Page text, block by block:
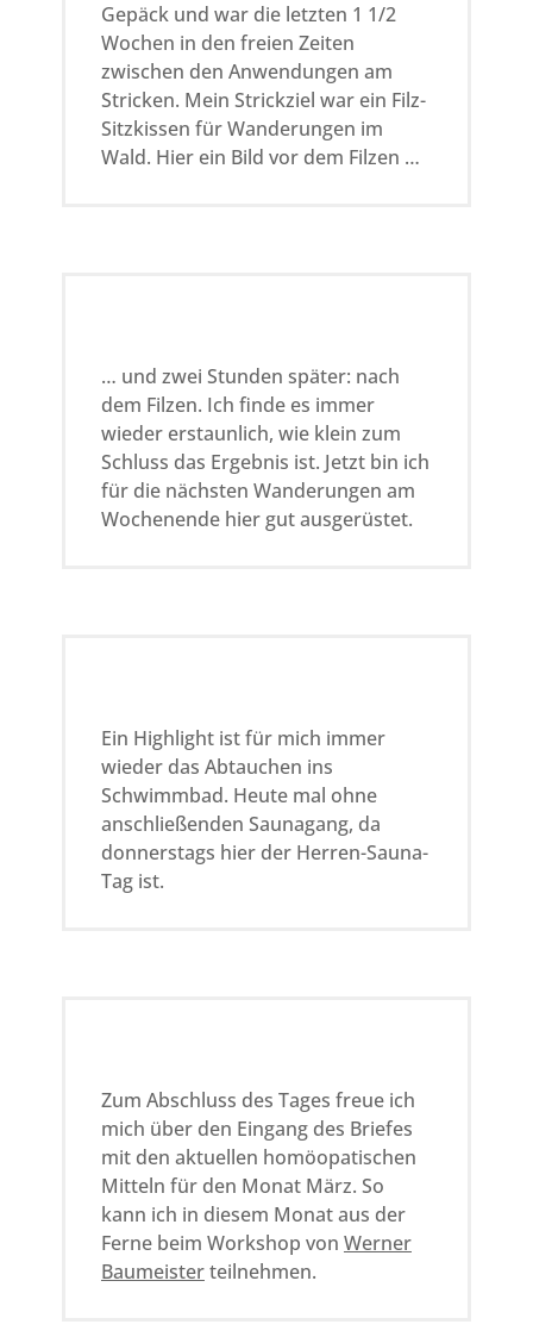
Gepäck und war die letzten 1 1/2
Wochen in den freien Zeiten
zwischen den Anwendungen am
Stricken. Mein Strickziel war ein Filz-
Sitzkissen für Wanderungen im
Wald. Hier ein Bild vor dem Filzen …
… und zwei Stunden später: nach
dem Filzen. Ich finde es immer
wieder erstaunlich, wie klein zum
Schluss das Ergebnis ist. Jetzt bin ich
für die nächsten Wanderungen am
Wochenende hier gut ausgerüstet.
Ein Highlight ist für mich immer
wieder das Abtauchen ins
Schwimmbad. Heute mal ohne
anschließenden Saunagang, da
donnerstags hier der Herren-Sauna-
Tag ist.
Zum Abschluss des Tages freue ich
mich über den Eingang des Briefes
mit den aktuellen homöopatischen
Mitteln für den Monat März. So
kann ich in diesem Monat aus der
Ferne beim Workshop von Werner
Baumeisterteilnehmen.